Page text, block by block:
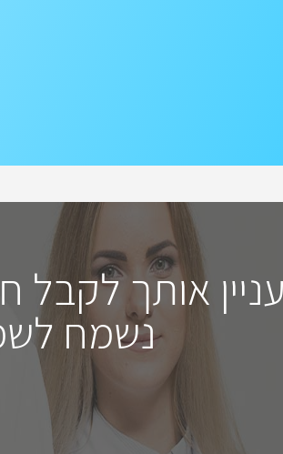
אותך לקבל
נשמח